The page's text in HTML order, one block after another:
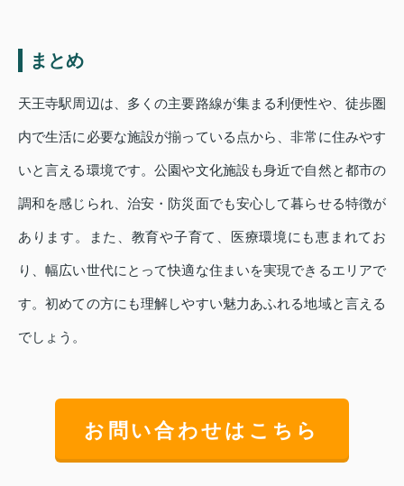
まとめ
天王寺駅周辺は、多くの主要路線が集まる利便性や、徒歩圏
内で生活に必要な施設が揃っている点から、非常に住みやす
いと言える環境です。公園や文化施設も身近で自然と都市の
調和を感じられ、治安・防災面でも安心して暮らせる特徴が
あります。また、教育や子育て、医療環境にも恵まれてお
り、幅広い世代にとって快適な住まいを実現できるエリアで
す。初めての方にも理解しやすい魅力あふれる地域と言える
でしょう。
お問い合わせはこちら